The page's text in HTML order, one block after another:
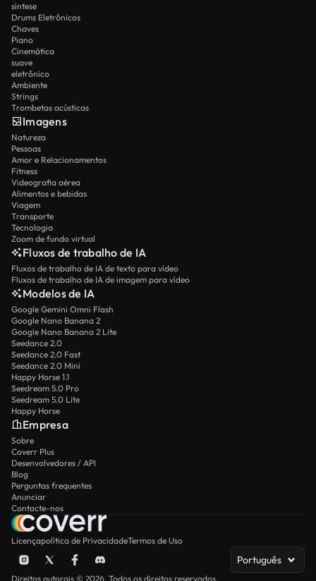
síntese
Drums Eletrônicos
Chaves
Piano
Cinemática
suave
eletrônico
Ambiente
Strings
Trombetas acústicas
Imagens
Natureza
Pessoas
Amor e Relacionamentos
Fitness
Videografia aérea
Alimentos e bebidas
Viagem
Transporte
Tecnologia
Zoom de fundo virtual
Fluxos de trabalho de IA
Fluxos de trabalho de IA de texto para vídeo
Fluxos de trabalho de IA de imagem para vídeo
Modelos de IA
Google Gemini Omni Flash
Google Nano Banana 2
Google Nano Banana 2 Lite
Seedance 2.0
Seedance 2.0 Fast
Seedance 2.0 Mini
Happy Horse 1.1
Seedream 5.0 Pro
Seedream 5.0 Lite
Happy Horse
Empresa
Sobre
Coverr Plus
Desenvolvedores / API
Blog
Perguntas frequentes
Anunciar
Contacte-nos
Licençapolítica de PrivacidadeTermos de Uso
Português
Direitos autorais © 2026. Todos os direitos reservados.